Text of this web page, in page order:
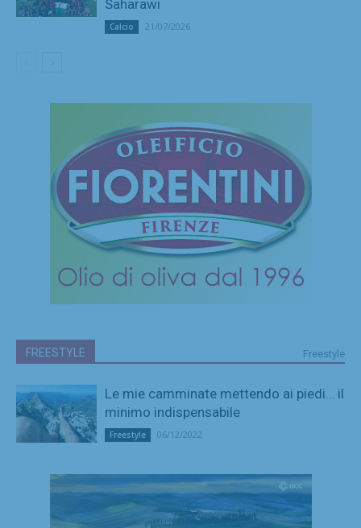
Saharawi
Calcio 21/07/2026
FREESTYLE Freestyle
Le mie camminate mettendo ai piedi… il
minimo indispensabile
Freestyle 06/12/2022